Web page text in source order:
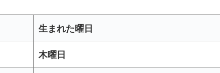
生まれた曜日
木曜日